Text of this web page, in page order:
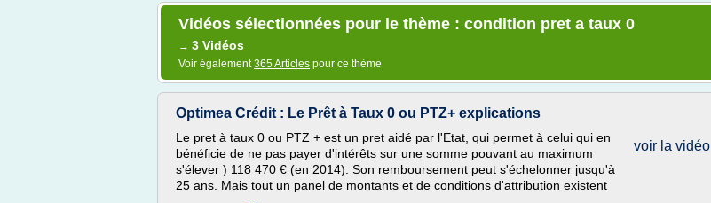
Vidéos sélectionnées pour le thème : condition pret a taux 0
→ 3 Vidéos
Voir également365 Articles pour ce thème
Optimea Crédit : Le Prêt à Taux 0 ou PTZ+ explications
voir la vidéo
Le pret à taux 0 ou PTZ + est un pret aidé par l'Etat, qui permet à celui qui en
bénéficie de ne pas payer d'intérêts sur une somme pouvant au maximum
s'élever ) 118 470 € (en 2014). Son remboursement peut s'échelonner jusqu'à
25 ans. Mais tout un panel de montants et de conditions d'attribution existent